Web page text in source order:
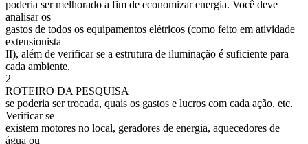
poderia ser melhorado a fim de economizar energia. Você deve
analisar os
gastos de todos os equipamentos elétricos (como feito em atividade
extensionista
II), além de verificar se a estrutura de iluminação é suficiente para
cada ambiente,
2
ROTEIRO DA PESQUISA
se poderia ser trocada, quais os gastos e lucros com cada ação, etc.
Verificar se
existem motores no local, geradores de energia, aquecedores de
água ou